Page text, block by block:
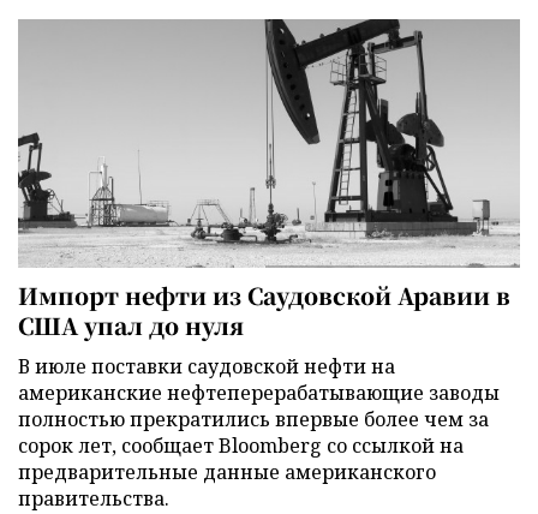
Импорт нефти из Саудовской Аравии в
США упал до нуля
В июле поставки саудовской нефти на
американские нефтеперерабатывающие заводы
полностью прекратились впервые более чем за
сорок лет, сообщает Bloomberg со ссылкой на
предварительные данные американского
правительства.